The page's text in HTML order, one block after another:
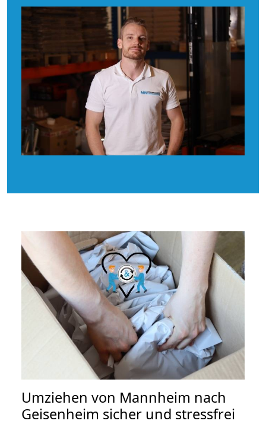
Umziehen von Mannheim nach
Geisenheim sicher und stressfrei